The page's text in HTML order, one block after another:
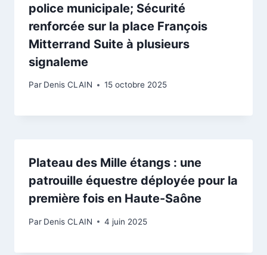
police municipale; Sécurité
renforcée sur la place François
Mitterrand Suite à plusieurs
signaleme
Par Denis CLAIN 15 octobre 2025
Plateau des Mille étangs : une
patrouille équestre déployée pour la
première fois en Haute-Saône
Par Denis CLAIN 4 juin 2025